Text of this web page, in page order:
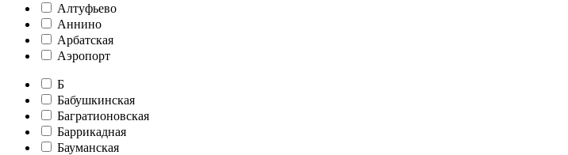
Алтуфьево
Аннино
Арбатская
Аэропорт
Б
Бабушкинская
Багратионовская
Баррикадная
Бауманская